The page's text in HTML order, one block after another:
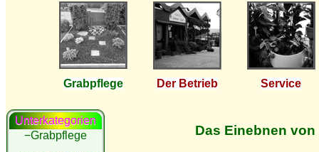
Grabpflege Der Betrieb Service
Unterkategorien
−Grabpflege
Das Einebnen von